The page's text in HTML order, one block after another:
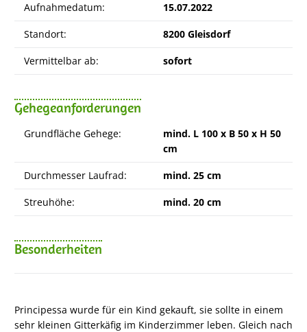
Aufnahmedatum: 15.07.2022
Standort: 8200 Gleisdorf
Vermittelbar ab: sofort
Gehegeanforderungen
Grundfläche Gehege:
mind. L 100 x B 50 x H 50
cm
Durchmesser Laufrad: mind. 25 cm
Streuhöhe: mind. 20 cm
Besonderheiten
Principessa wurde für ein Kind gekauft, sie sollte in einem
sehr kleinen Gitterkäfig im Kinderzimmer leben. Gleich nach